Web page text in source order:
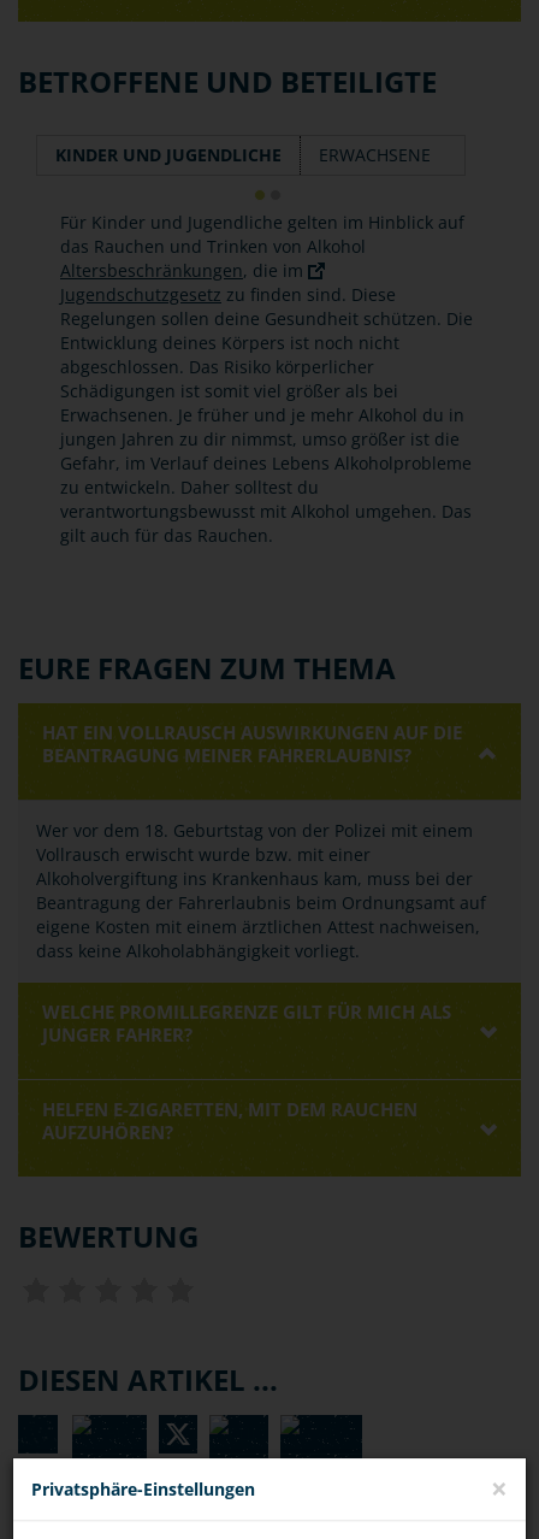
BETROFFENE UND BETEILIGTE
KINDER UND JUGENDLICHE ERWACHSENE
Für Kinder und Jugendliche gelten im Hinblick auf
das Rauchen und Trinken von Alkohol
Altersbeschränkungen, die im
Jugendschutzgesetz zu finden sind. Diese
Regelungen sollen deine Gesundheit schützen. Die
Entwicklung deines Körpers ist noch nicht
abgeschlossen. Das Risiko körperlicher
Schädigungen ist somit viel größer als bei
Erwachsenen. Je früher und je mehr Alkohol du in
jungen Jahren zu dir nimmst, umso größer ist die
Gefahr, im Verlauf deines Lebens Alkoholprobleme
zu entwickeln. Daher solltest du
verantwortungsbewusst mit Alkohol umgehen. Das
gilt auch für das Rauchen.
EURE FRAGEN ZUM THEMA
HAT EIN VOLLRAUSCH AUSWIRKUNGEN AUF DIE
BEANTRAGUNG MEINER FAHRERLAUBNIS?
Wer vor dem 18. Geburtstag von der Polizei mit einem
Vollrausch erwischt wurde bzw. mit einer
Alkoholvergiftung ins Krankenhaus kam, muss bei der
Beantragung der Fahrerlaubnis beim Ordnungsamt auf
eigene Kosten mit einem ärztlichen Attest nachweisen,
dass keine Alkoholabhängigkeit vorliegt.
WELCHE PROMILLEGRENZE GILT FÜR MICH ALS
JUNGER FAHRER?
HELFEN E-ZIGARETTEN, MIT DEM RAUCHEN
AUFZUHÖREN?
BEWERTUNG
DIESEN ARTIKEL ...
Privatsphäre-Einstellungen ×